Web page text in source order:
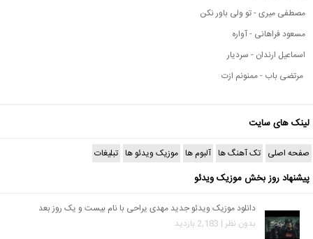
مصطفی میری - تو ولی باور نکن
مسعود فراهانی - آواره
اسماعیل ارندان - سردیار
مرتضی باب - ممنونم ازت
لینک های سایت
صفحه اصلی تک آهنگ ها آلبوم ها موزیک ویدئو ها تبلیغات
پیشنهاد روز بخش موزیک ویدئو
دانلود موزیک ویدئو جدید مهدی یراحی با نام بیست و یک روز بعد
بدون نظر | 2,183 بازدید